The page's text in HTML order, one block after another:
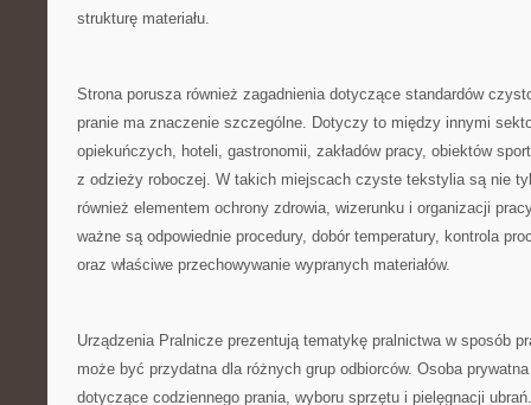
strukturę materiału.
Strona porusza również zagadnienia dotyczące standardów
pranie ma znaczenie szczególne. Dotyczy to między innymi
opiekuńczych, hoteli, gastronomii, zakładów pracy, obiektów
z odzieży roboczej. W takich miejscach czyste tekstylia są nie
również elementem ochrony zdrowia, wizerunku i organizacji
ważne są odpowiednie procedury, dobór temperatury, kontrola
oraz właściwe przechowywanie wypranych materiałów.
Urządzenia Pralnicze prezentują tematykę pralnictwa w sposób
może być przydatna dla różnych grup odbiorców. Osoba
dotyczące codziennego prania, wyboru sprzętu i pielęgnacji